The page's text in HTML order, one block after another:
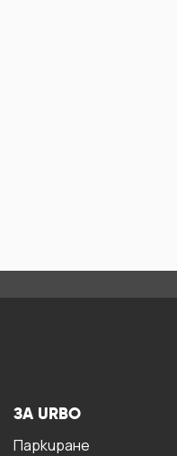
ЗА URBO
Паркиране